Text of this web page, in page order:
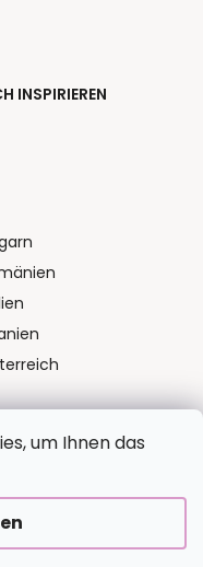
um Ihnen das
INSPIRIEREN